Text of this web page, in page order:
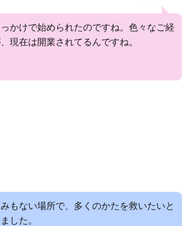
かけで始められたのですね。色々なご経
現在は開業されてるんですね。
もない場所で、多くのかたを救いたいと
した。